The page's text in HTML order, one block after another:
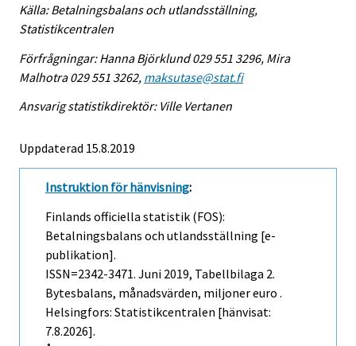
Källa: Betalningsbalans och utlandsställning,
Statistikcentralen
Förfrågningar: Hanna Björklund 029 551 3296, Mira
Malhotra 029 551 3262, maksutase@stat.fi
Ansvarig statistikdirektör: Ville Vertanen
Uppdaterad 15.8.2019
Instruktion för hänvisning:
Finlands officiella statistik (FOS):
Betalningsbalans och utlandsställning [e-
publikation].
ISSN=2342-3471. Juni 2019, Tabellbilaga 2.
Bytesbalans, månadsvärden, miljoner euro .
Helsingfors: Statistikcentralen [hänvisat:
7.8.2026].